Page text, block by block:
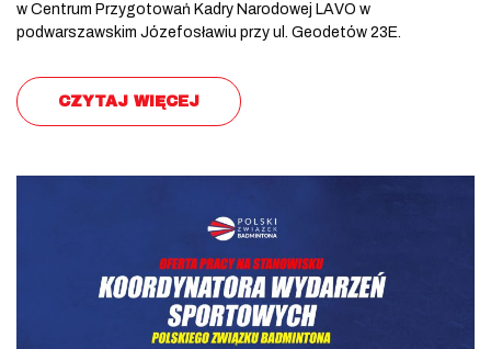
w Centrum Przygotowań Kadry Narodowej LAVO w
podwarszawskim Józefosławiu przy ul. Geodetów 23E.
CZYTAJ WIĘCEJ